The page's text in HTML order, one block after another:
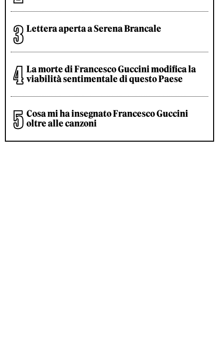
Lettera aperta a Serena Brancale
La morte di Francesco Guccini modifica la
viabilità sentimentale di questo Paese
Cosa mi ha insegnato Francesco Guccini
oltre alle canzoni